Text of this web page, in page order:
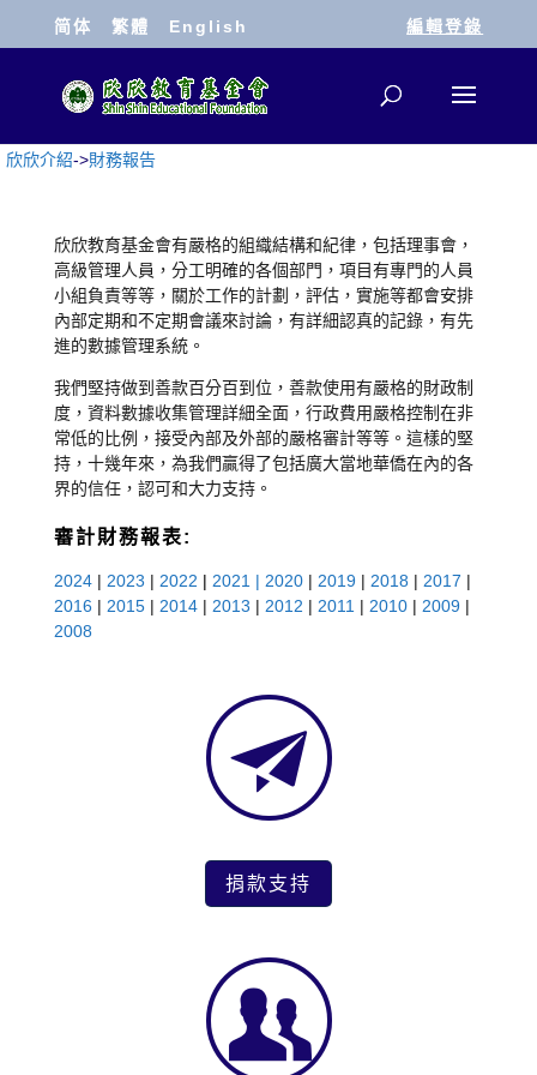
简体 繁體 English 編輯登錄
欣欣介紹->財務報告
欣欣教育基金會有嚴格的組織結構和紀律，包括理事會，
高級管理人員，分工明確的各個部門，項目有專門的人員
小組負責等等，關於工作的計劃，評估，實施等都會安排
內部定期和不定期會議來討論，有詳細認真的記錄，有先
進的數據管理系統。
我們堅持做到善款百分百到位，善款使用有嚴格的財政制
度，資料數據收集管理詳細全面，行政費用嚴格控制在非
常低的比例，接受內部及外部的嚴格審計等等。這樣的堅
持，十幾年來，為我們贏得了包括廣大當地華僑在內的各
界的信任，認可和大力支持。
審計財務報表:
2024| 2023 | 2022 | 2021 | 2020| 2019| 2018 | 2017 |
2016 | 2015| 2014| 2013 | 2012 | 2011 | 2010| 2009|
2008
捐款支持